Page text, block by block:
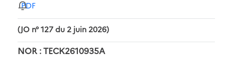
PDF
(JO n° 127 du 2 juin 2026)
NOR : TECK2610935A